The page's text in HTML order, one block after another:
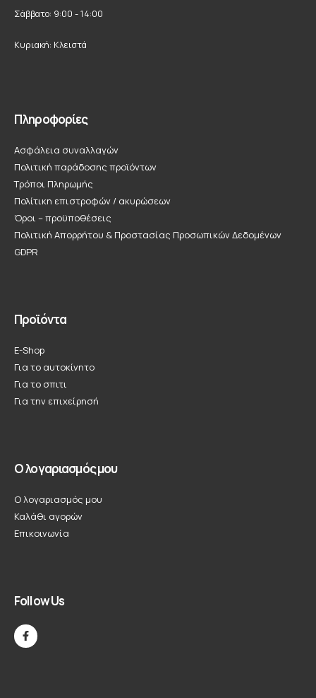
Σάββατο: 9:00 - 14:00
Κυριακή: Κλειστά
Πληροφορίες
Ασφάλεια συναλλαγών
Πολιτική παράδοσης προϊόντων
Τρόποι Πληρωμής
Πολίτικη επιστροφών / ακυρώσεων
Όροι – προϋποθέσεις
Πολιτική Απορρήτου & Προστασίας Προσωπικών Δεδομένων
GDPR
Προϊόντα
E-Shop
Για το αυτοκίνητο
Για το σπιτι
Για την επιχείρησή
Ο λογαριασμός μου
Ο λογαριασμός μου
Καλάθι αγορών
Επικοινωνία
Follow Us